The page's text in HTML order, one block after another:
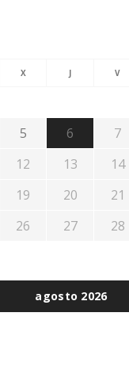
agosto 2026
X J V
5 6 7
12 13 14
19 20 21
26 27 28